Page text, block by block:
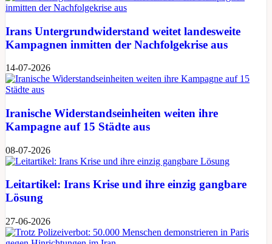
Irans Untergrundwiderstand weitet landesweite
Kampagnen inmitten der Nachfolgekrise aus
14-07-2026
Iranische Widerstandseinheiten weiten ihre
Kampagne auf 15 Städte aus
08-07-2026
Leitartikel: Irans Krise und ihre einzig gangbare
Lösung
27-06-2026